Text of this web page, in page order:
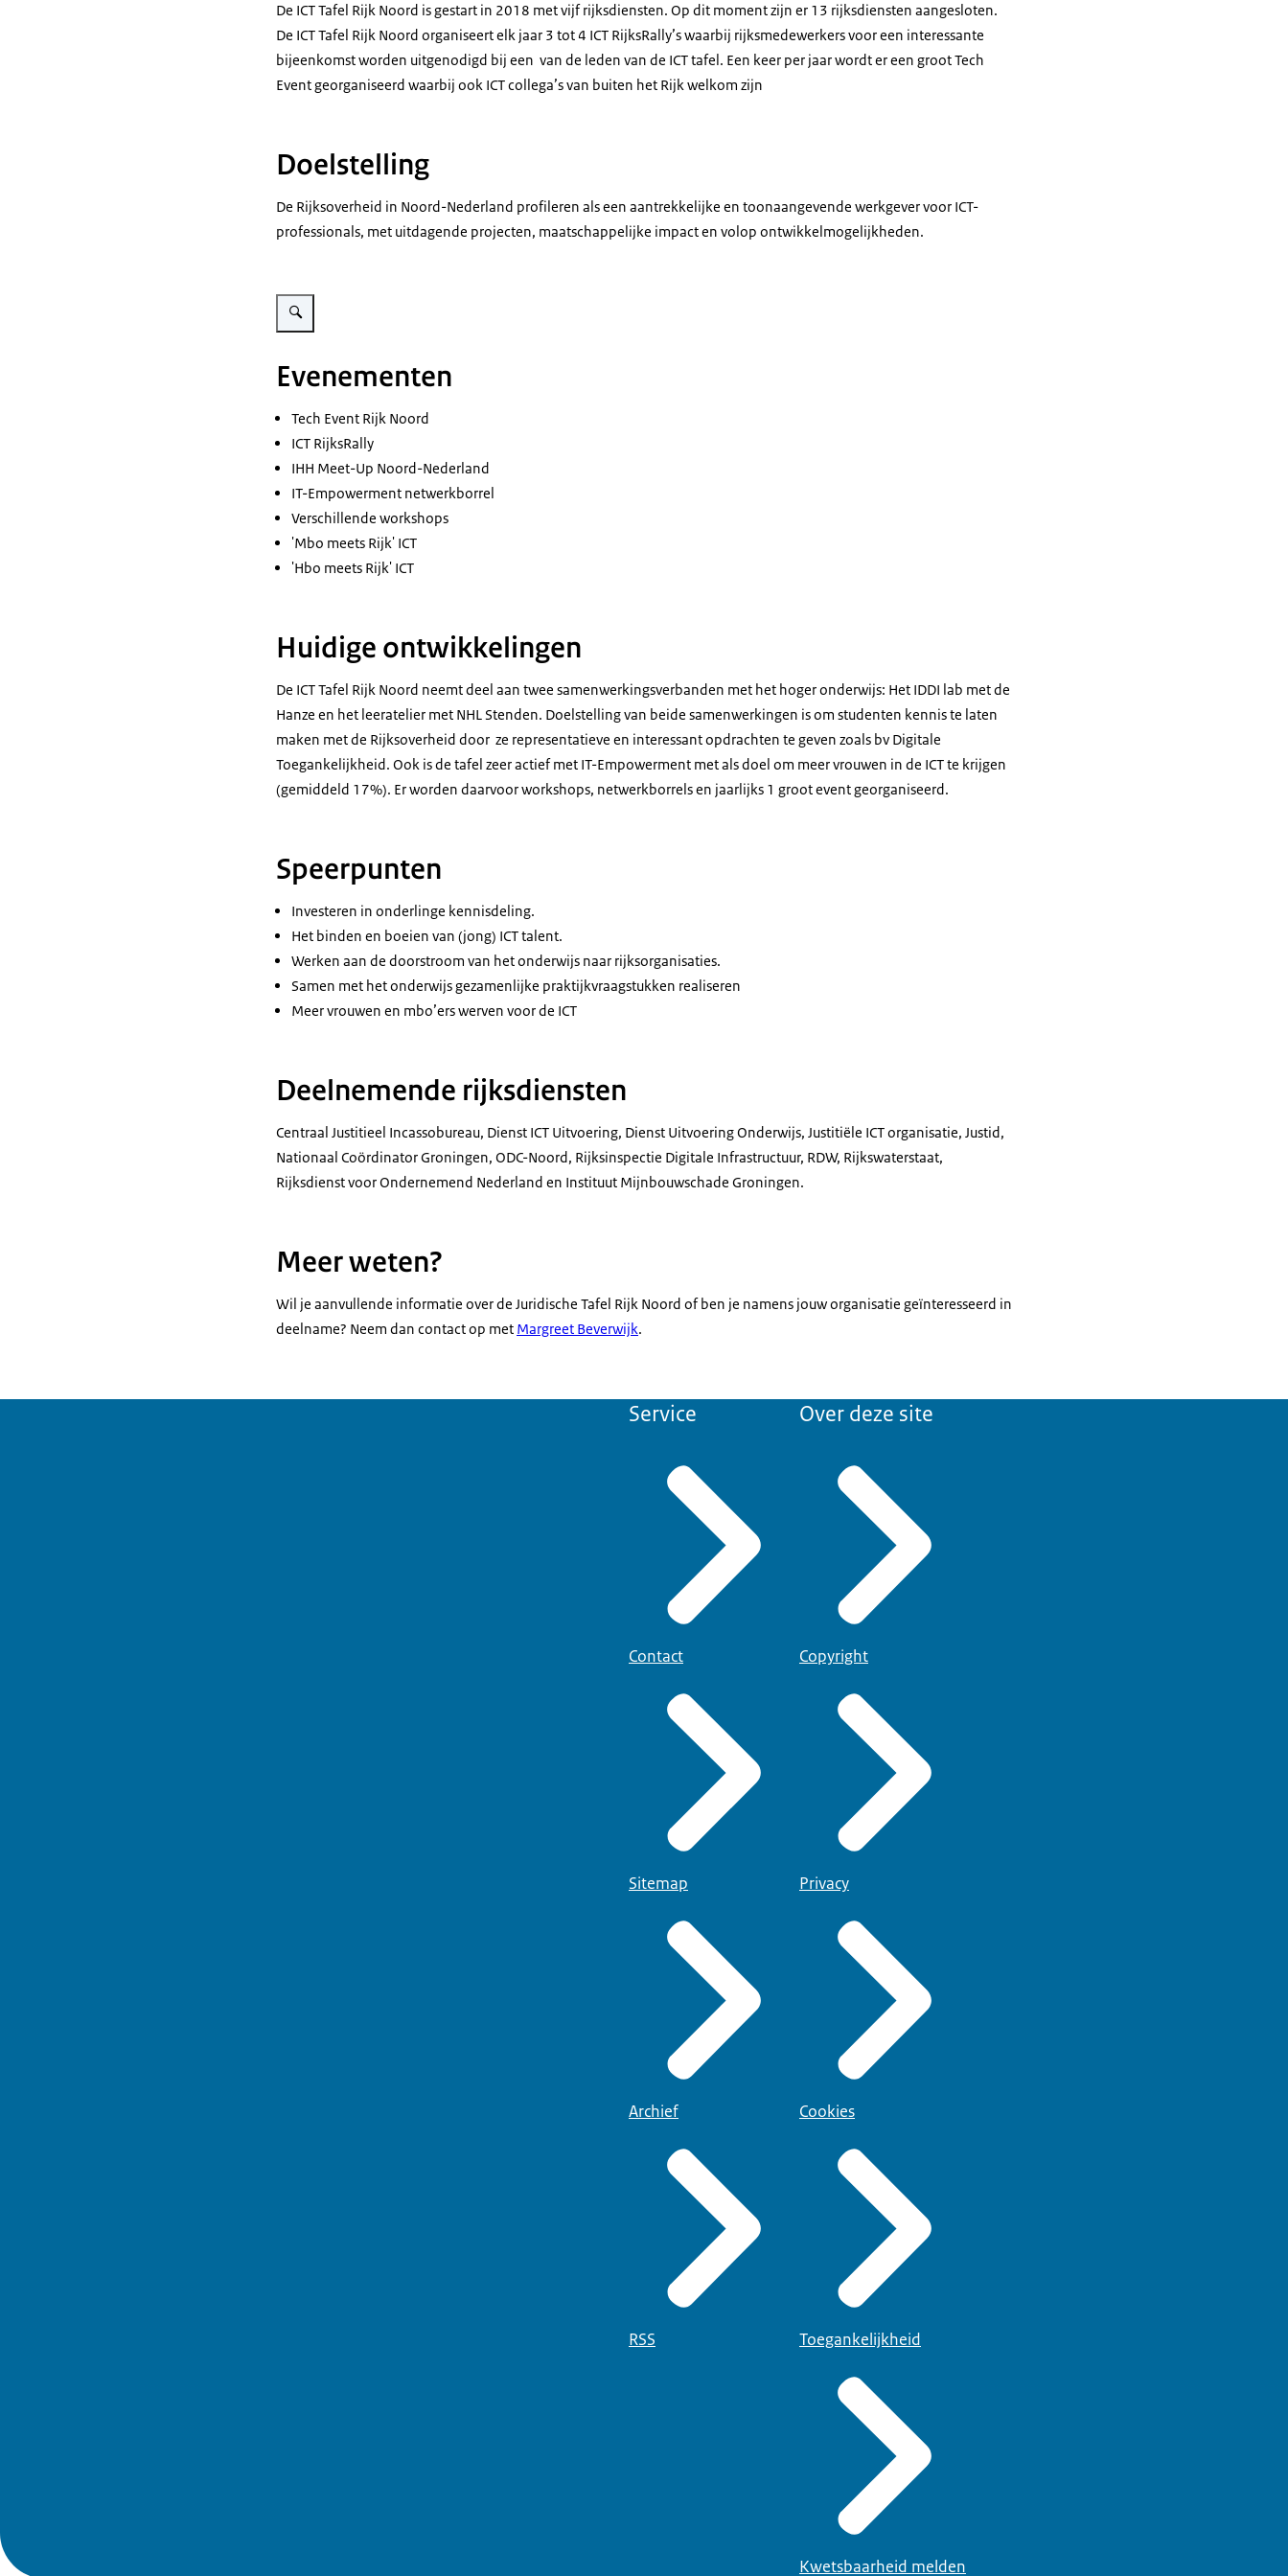
De ICT Tafel Rijk Noord is gestart in 2018 met vijf rijksdiensten. Op dit moment zijn er 13 rijksdiensten aangesloten.
De ICT Tafel Rijk Noord organiseert elk jaar 3 tot 4 ICT RijksRally’s waarbij rijksmedewerkers voor een interessante
bijeenkomst worden uitgenodigd bij een van de leden van de ICT tafel. Een keer per jaar wordt er een groot Tech
Event georganiseerd waarbij ook ICT collega’s van buiten het Rijk welkom zijn
Doelstelling
De Rijksoverheid in Noord-Nederland profileren als een aantrekkelijke en toonaangevende werkgever voor ICT-
professionals, met uitdagende projecten, maatschappelijke impact en volop ontwikkelmogelijkheden.
Vergroot afbeelding Foto van ICT'er
Evenementen
Tech Event Rijk Noord
ICT RijksRally
IHH Meet-Up Noord-Nederland
IT-Empowerment netwerkborrel
Verschillende workshops
'Mbo meets Rijk' ICT
'Hbo meets Rijk' ICT
Huidige ontwikkelingen
De ICT Tafel Rijk Noord neemt deel aan twee samenwerkingsverbanden met het hoger onderwijs: Het IDDI lab met de
Hanze en het leeratelier met NHL Stenden. Doelstelling van beide samenwerkingen is om studenten kennis te laten
maken met de Rijksoverheid door ze representatieve en interessant opdrachten te geven zoals bv Digitale
Toegankelijkheid. Ook is de tafel zeer actief met IT-Empowerment met als doel om meer vrouwen in de ICT te krijgen
(gemiddeld 17%). Er worden daarvoor workshops, netwerkborrels en jaarlijks 1 groot event georganiseerd.
Speerpunten
Investeren in onderlinge kennisdeling.
Het binden en boeien van (jong) ICT talent.
Werken aan de doorstroom van het onderwijs naar rijksorganisaties.
Samen met het onderwijs gezamenlijke praktijkvraagstukken realiseren
Meer vrouwen en mbo’ers werven voor de ICT
Deelnemende rijksdiensten
Centraal Justitieel Incassobureau, Dienst ICT Uitvoering, Dienst Uitvoering Onderwijs, Justitiële ICT organisatie, Justid,
Nationaal Coördinator Groningen, ODC-Noord, Rijksinspectie Digitale Infrastructuur, RDW, Rijkswaterstaat,
Rijksdienst voor Ondernemend Nederland en Instituut Mijnbouwschade Groningen.
Meer weten?
Wil je aanvullende informatie over de Juridische Tafel Rijk Noord of ben je namens jouw organisatie geïnteresseerd in
deelname? Neem dan contact op met Margreet Beverwijk.
Service
Contact
Sitemap
Archief
RSS
Over deze site
Copyright
Privacy
Cookies
Toegankelijkheid
Kwetsbaarheid melden